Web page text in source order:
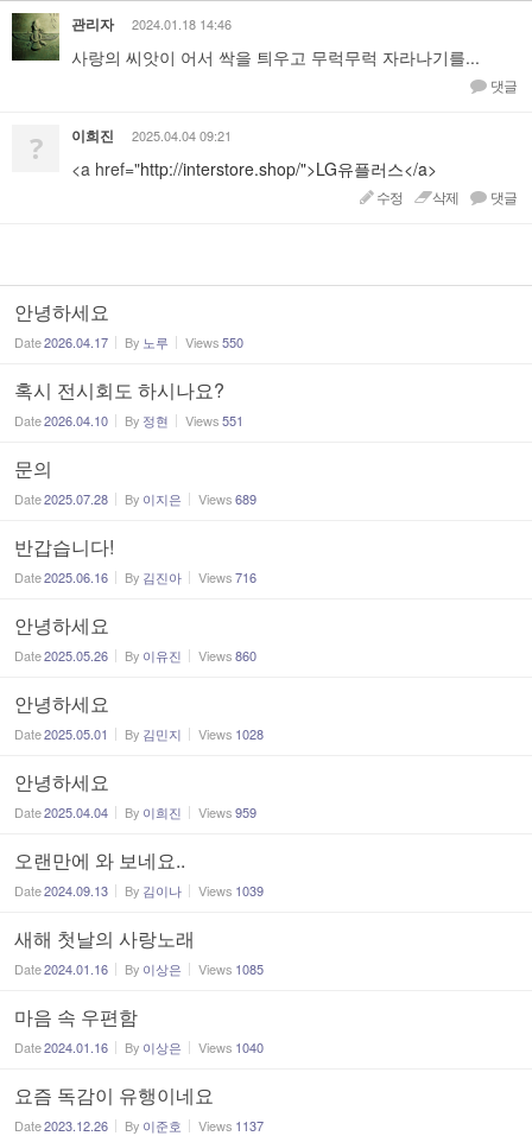
관리자 2024.01.18 14:46
사랑의 씨앗이 어서 싹을 틔우고 무럭무럭 자라나기를...
댓글
? 이희진 2025.04.04 09:21
<a href="http://interstore.shop/">LG유플러스</a>
수정 삭제 댓글
안녕하세요
Date2026.04.17 By 노루 Views550
혹시 전시회도 하시나요?
Date2026.04.10 By 정현 Views551
문의
Date2025.07.28 By 이지은 Views689
반갑습니다!
Date2025.06.16 By 김진아 Views716
안녕하세요
Date2025.05.26 By 이유진 Views860
안녕하세요
Date2025.05.01 By 김민지 Views 1028
안녕하세요
Date2025.04.04 By 이희진 Views959
오랜만에 와 보네요..
Date2024.09.13 By 김이나 Views 1039
새해 첫날의 사랑노래
Date2024.01.16 By 이상은 Views 1085
마음 속 우편함
Date2024.01.16 By 이상은 Views 1040
요즘 독감이 유행이네요
Date2023.12.26 By 이준호 Views 1137